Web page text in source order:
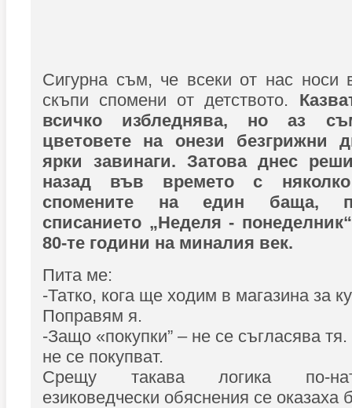
Сигурна съм, че всеки от нас носи
скъпи спомени от детството.
всичко избледнява, но аз
цветовете на онези безгрижни
ярки завинаги. Затова днес
назад във времето с
спомените на един баща,
списанието „Неделя -
80-те години на миналия век.
Пита ме:
-Татко, кога ще ходим в магазина за
Поправям я.
-Защо «покупки” – не се съгласява тя.
не се покупват.
Срещу такава логика по-
езиковедчески обяснения се оказаха